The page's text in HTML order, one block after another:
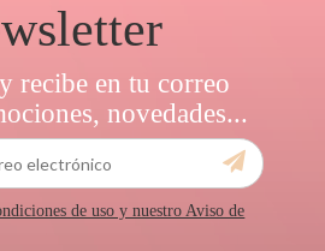
recibe en tu correo
novedades...
de uso y nuestro Aviso de